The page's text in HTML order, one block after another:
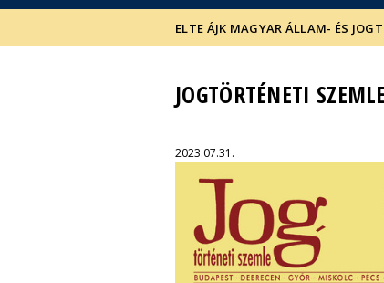
ELTE ÁJK MAGYAR ÁLLAM- ÉS
JOGTÖRTÉNETI
2023.07.31.